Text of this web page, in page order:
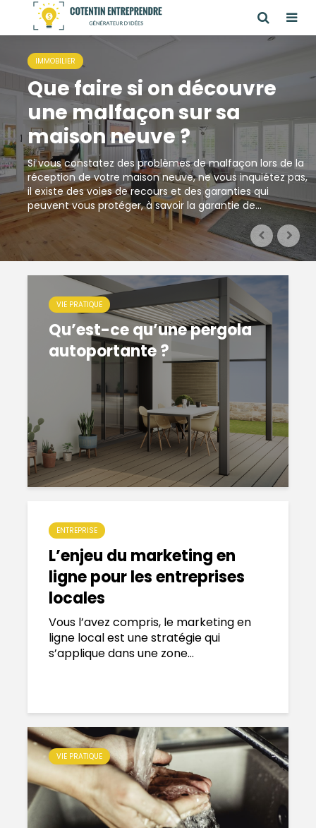
IMMOBILIER
Que faire si on découvre
une malfaçon sur sa
maison neuve ?
Si vous constatez des problèmes de malfaçon lors de la
réception de votre maison neuve, ne vous inquiétez pas,
il existe des voies de recours et des garanties qui
peuvent vous protéger, à savoir la garantie de...
VIE PRATIQUE
Qu’est-ce qu’une pergola
autoportante ?
ENTREPRISE
L’enjeu du marketing en
ligne pour les entreprises
locales
Vous l’avez compris, le marketing en
ligne local est une stratégie qui
s’applique dans une zone...
VIE PRATIQUE